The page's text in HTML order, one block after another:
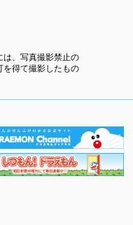
、写真撮影禁止の
を得て撮影したもの